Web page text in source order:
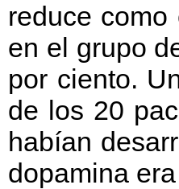
reduce
en el grupo
por ciento.
de los 20
habían
dopamina